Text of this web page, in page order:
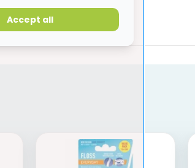
prikt hij zo in je hand.
Accept all